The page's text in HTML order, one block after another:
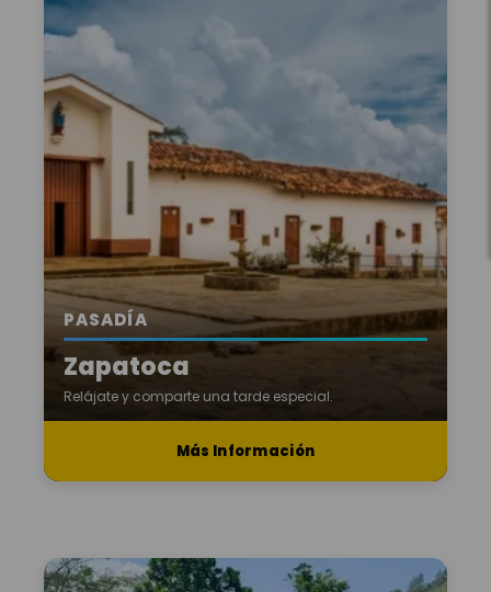
PASADÍA
Zapatoca
Relájate y comparte una tarde especial.
Más Información